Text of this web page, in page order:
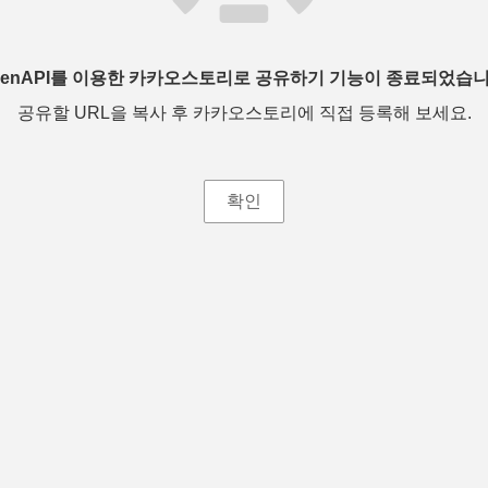
를 이용한 카카오스토리로 공유하기 기능이 종료되었습
공유할 URL을 복사 후 카카오스토리에 직접 등록해 보세요.
확인